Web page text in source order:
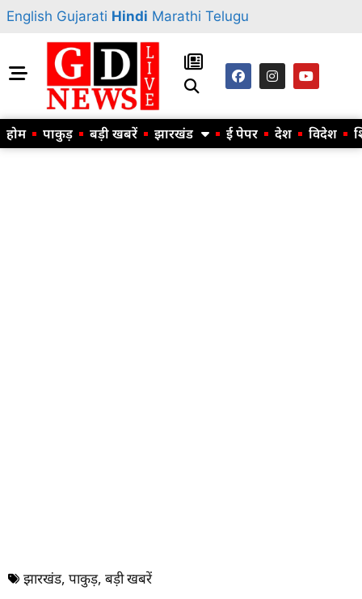
English Gujarati Hindi Marathi Telugu
होम पाकुड़ बड़ी खबरें झारखंड ई पेपर देश विदेश
झारखंड, पाकुड़, बड़ी खबरें